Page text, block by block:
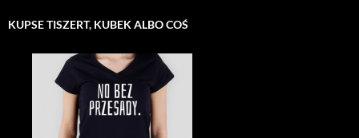
KUPSE TISZERT, KUBEK ALBO COŚ